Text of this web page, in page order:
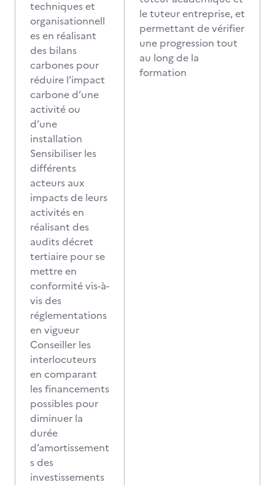
techniques et
organisationnell
es en réalisant
des bilans
carbones pour
réduire l’impact
carbone d’une
activité ou
d’une
installation
Sensibiliser les
différents
acteurs aux
impacts de leurs
activités en
réalisant des
audits décret
tertiaire pour se
mettre en
conformité vis-à-
vis des
réglementations
en vigueur
Conseiller les
interlocuteurs
en comparant
les financements
possibles pour
diminuer la
durée
d’amortissement
s des
investissements
le tuteur entreprise, et
permettant de vérifier
une progression tout
au long de la
formation